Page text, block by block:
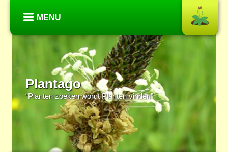
MENU
Plantago
“Planten zoeken wordt Planten vinden”